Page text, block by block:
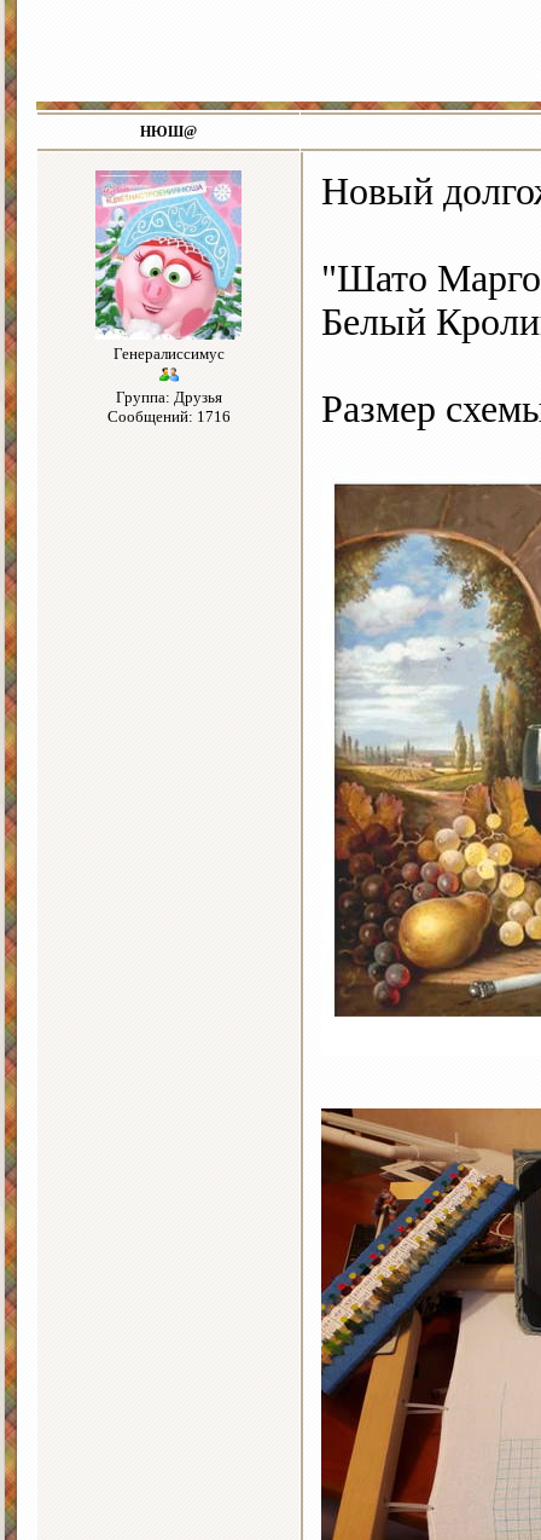
НЮШ@
Генералиссимус
Группа: Друзья
Сообщений: 1716
Новый
"Шато
Белый
Размер